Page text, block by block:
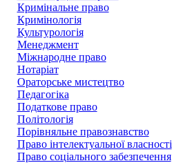
Кримінальне право
Кримінологія
Культурологія
Менеджмент
Міжнародне право
Нотаріат
Ораторське мистецтво
Педагогіка
Податкове право
Політологія
Порівняльне правознавство
Право інтелектуальної власності
Право соціального забезпечення